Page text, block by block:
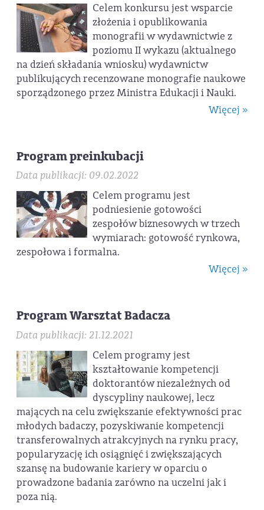
Celem konkursu jest wsparcie
złożenia i opublikowania
monografii w wydawnictwie z
poziomu II wykazu (aktualnego
na dzień składania wniosku) wydawnictw
publikujących recenzowane monografie naukowe
sporządzonego przez Ministra Edukacji i Nauki.
Więcej »
Program preinkubacji
Data publikacji: 09.02.2022
Celem programu jest
podniesienie gotowości
zespołów biznesowych w trzech
wymiarach: gotowość rynkowa,
zespołowa i formalna.
Więcej »
Program Warsztat Badacza
Data publikacji: 21.12.2021
Celem programy jest
kształtowanie kompetencji
doktorantów niezależnych od
dyscypliny naukowej, lecz
mających na celu zwiększanie efektywności prac
młodych badaczy, pozyskiwanie kompetencji
transferowalnych atrakcyjnych na rynku pracy,
popularyzację ich osiągnięć i zwiększających
szansę na budowanie kariery w oparciu o
prowadzone badania zarówno na uczelni jak i
poza nią.